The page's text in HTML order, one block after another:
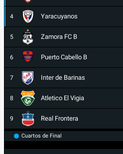
4 Yaracuyanos
5 Zamora FC B
6 Puerto Cabello B
7 Inter de Barinas
8 Atletico El Vigia
9 Real Frontera
Cuartos de Final